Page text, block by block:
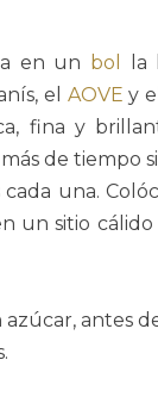
en un bol
la
el AOVE y
fina y
de tiempo
una.
un sitio
antes